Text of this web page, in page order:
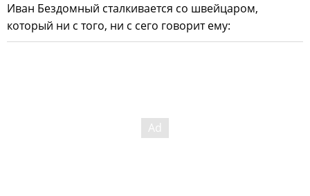
Иван Бездомный сталкивается со швейцаром,
который ни с того, ни с сего говорит ему: